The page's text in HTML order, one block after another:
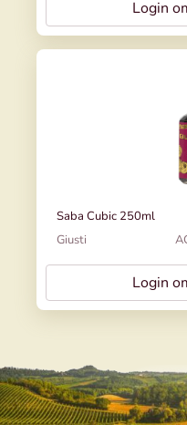
Login
Saba Cubic 250ml
Giusti
Login